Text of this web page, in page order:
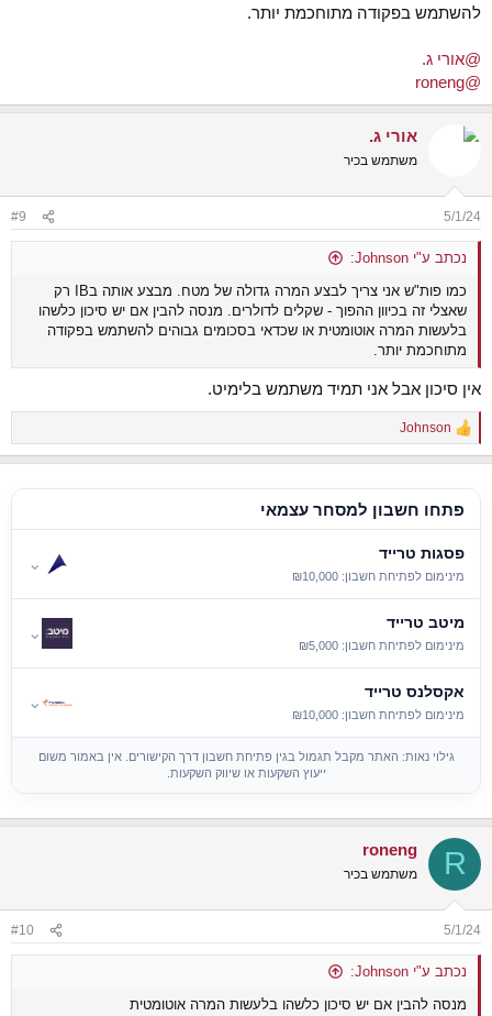
להשתמש בפקודה מתוחכמת יותר.
@אורי ג.
@roneng
אורי ג.
משתמש בכיר
5/1/24
#9
נכתב ע"י Johnson:
כמו פות"ש אני צריך לבצע המרה גדולה של מטח. מבצע אותה בIB רק
שאצלי זה בכיוון ההפוך - שקלים לדולרים. מנסה להבין אם יש סיכון כלשהו
בלעשות המרה אוטומטית או שכדאי בסכומים גבוהים להשתמש בפקודה
מתוחכמת יותר.
אין סיכון אבל אני תמיד משתמש בלימיט.
R
e
c
Johnson
פתחו חשבון למסחר עצמאי
פסגות טרייד
מינימום לפתיחת חשבון: ₪10,000
⌄
מיטב טרייד
מינימום לפתיחת חשבון: ₪5,000
⌄
אקסלנס טרייד
מינימום לפתיחת חשבון: ₪10,000
⌄
גילוי נאות: האתר מקבל תגמול בגין פתיחת חשבון דרך הקישורים. אין באמור משום
ייעוץ השקעות או שיווק השקעות.
R
roneng
משתמש בכיר
5/1/24
#10
נכתב ע"י Johnson:
מנסה להבין אם יש סיכון כלשהו בלעשות המרה אוטומטית